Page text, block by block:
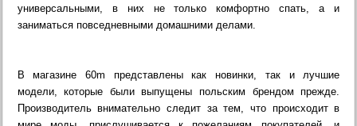
универсальными, в них не только комфортно спать, а и
заниматься повседневными домашними делами.
В магазине 60m представлены как новинки, так и лучшие
модели, которые были выпущены польским брендом прежде.
Производитель внимательно следит за тем, что происходит в